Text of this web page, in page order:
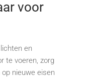
voor
en
te voeren, zorg
nieuwe eisen